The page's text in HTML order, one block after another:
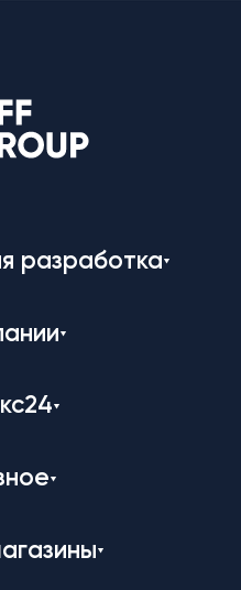
разработка